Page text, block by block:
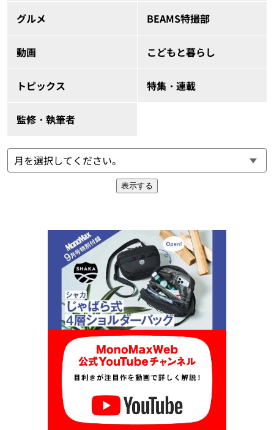
グルメ BEAMS特撮部
動画 こどもと暮らし
トピックス 特集・連載
監修・執筆者
表示する